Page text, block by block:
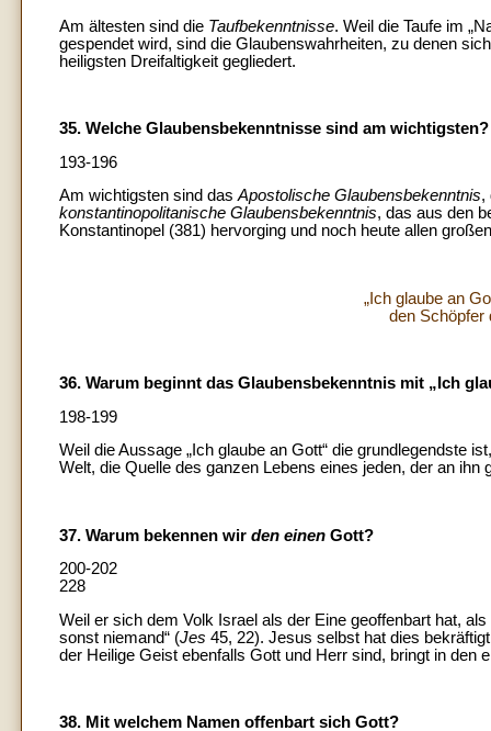
Am ältesten sind die Taufbekenntnisse. Weil die Taufe im
gespendet wird, sind die Glaubenswahrheiten, zu denen
heiligsten Dreifaltigkeit gegliedert.
35. Welche Glaubensbekenntnisse sind am wichtigsten?
193-196
Am wichtigsten sind dasApostolische Glaubensbekenntnis,
konstantinopolitanische Glaubensbekenntnis, das aus den
Konstantinopel (381) hervorging und noch heute allen
„Ich glaube an
den Schöpfer
36. Warum beginnt das Glaubensbekenntnis mit „Ich
198-199
Weil die Aussage „Ich glaube an Gott“ die grundlegendste
Welt, die Quelle des ganzen Lebens eines jeden, der an ihn
37. Warum bekennen wir den einen Gott?
200-202
228
Weil er sich dem Volk Israel als der Eine geoffenbart hat,
sonst niemand“ (Jes 45, 22). Jesus selbst hat dies
der Heilige Geist ebenfalls Gott und Herr sind, bringt in den
38. Mit welchem Namen offenbart sich Gott?